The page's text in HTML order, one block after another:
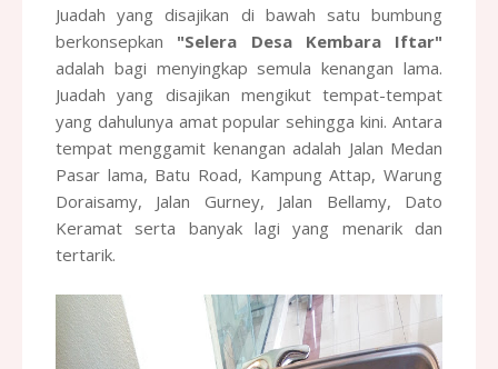
Juadah yang disajikan di bawah satu bumbung
berkonsepkan "Selera Desa Kembara Iftar"
adalah bagi menyingkap semula kenangan lama.
Juadah yang disajikan mengikut tempat-tempat
yang dahulunya amat popular sehingga kini. Antara
tempat menggamit kenangan adalah Jalan Medan
Pasar lama, Batu Road, Kampung Attap, Warung
Doraisamy, Jalan Gurney, Jalan Bellamy, Dato
Keramat serta banyak lagi yang menarik dan
tertarik.